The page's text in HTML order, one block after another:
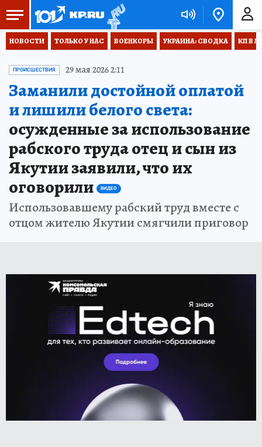
НОВОСТИ ТОЛЬКО У НАС ВОЕНКОРЫ УКРАИНА: СВОДКА КП В
ПРОИСШЕСТВИЯ 29 мая 2026 2:11
Заманили достойной оплатой
и лишили белого света:
осужденные за использование
рабского труда отец и сын из
Якутии заявили, что их
оговорили
ВИДЕО
Использовавшему рабский труд вместе с
отцом жителю Якутии смягчили приговор